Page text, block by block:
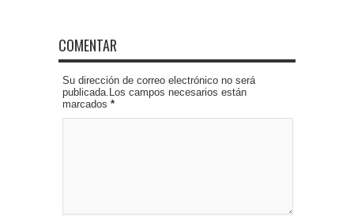
COMENTAR
Su dirección de correo electrónico no será
publicada.Los campos necesarios están
marcados *